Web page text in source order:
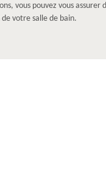
vous pouvez vous assurer
votre salle de bain.